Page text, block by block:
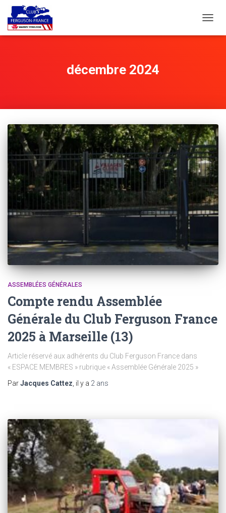
LA
décembre 2024
ASSEMBLÉES GÉNÉRALES
Compte rendu Assemblée
Générale du Club Ferguson France
2025 à Marseille (13)
Article réservé aux adhérents du Club Ferguson France dans
« ESPACE MEMBRES » rubrique « Assemblée Générale 2025 »
ParJacques Cattez , il y a 2 ans